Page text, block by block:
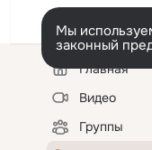
Мы
законный
Левая
колонкаГлавная
Видео
Группы